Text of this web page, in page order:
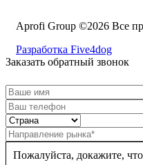
Aprofi Group ©2026 Все
Разработка Five4dog
Заказать обратный звонок
Пожалуйста, докажите,